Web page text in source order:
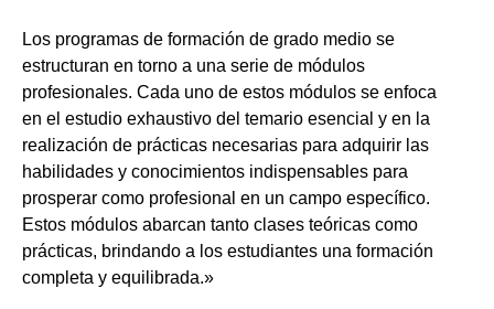
Los programas de formación de grado medio se
estructuran en torno a una serie de módulos
profesionales. Cada uno de estos módulos se enfoca
en el estudio exhaustivo del temario esencial y en la
realización de prácticas necesarias para adquirir las
habilidades y conocimientos indispensables para
prosperar como profesional en un campo específico.
Estos módulos abarcan tanto clases teóricas como
prácticas, brindando a los estudiantes una formación
completa y equilibrada.»